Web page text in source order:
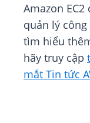
Amazon
quản lý
tìm hiểu
hãy truy cập
mắt Tin tức